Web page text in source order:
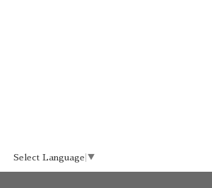
Select Language ▼